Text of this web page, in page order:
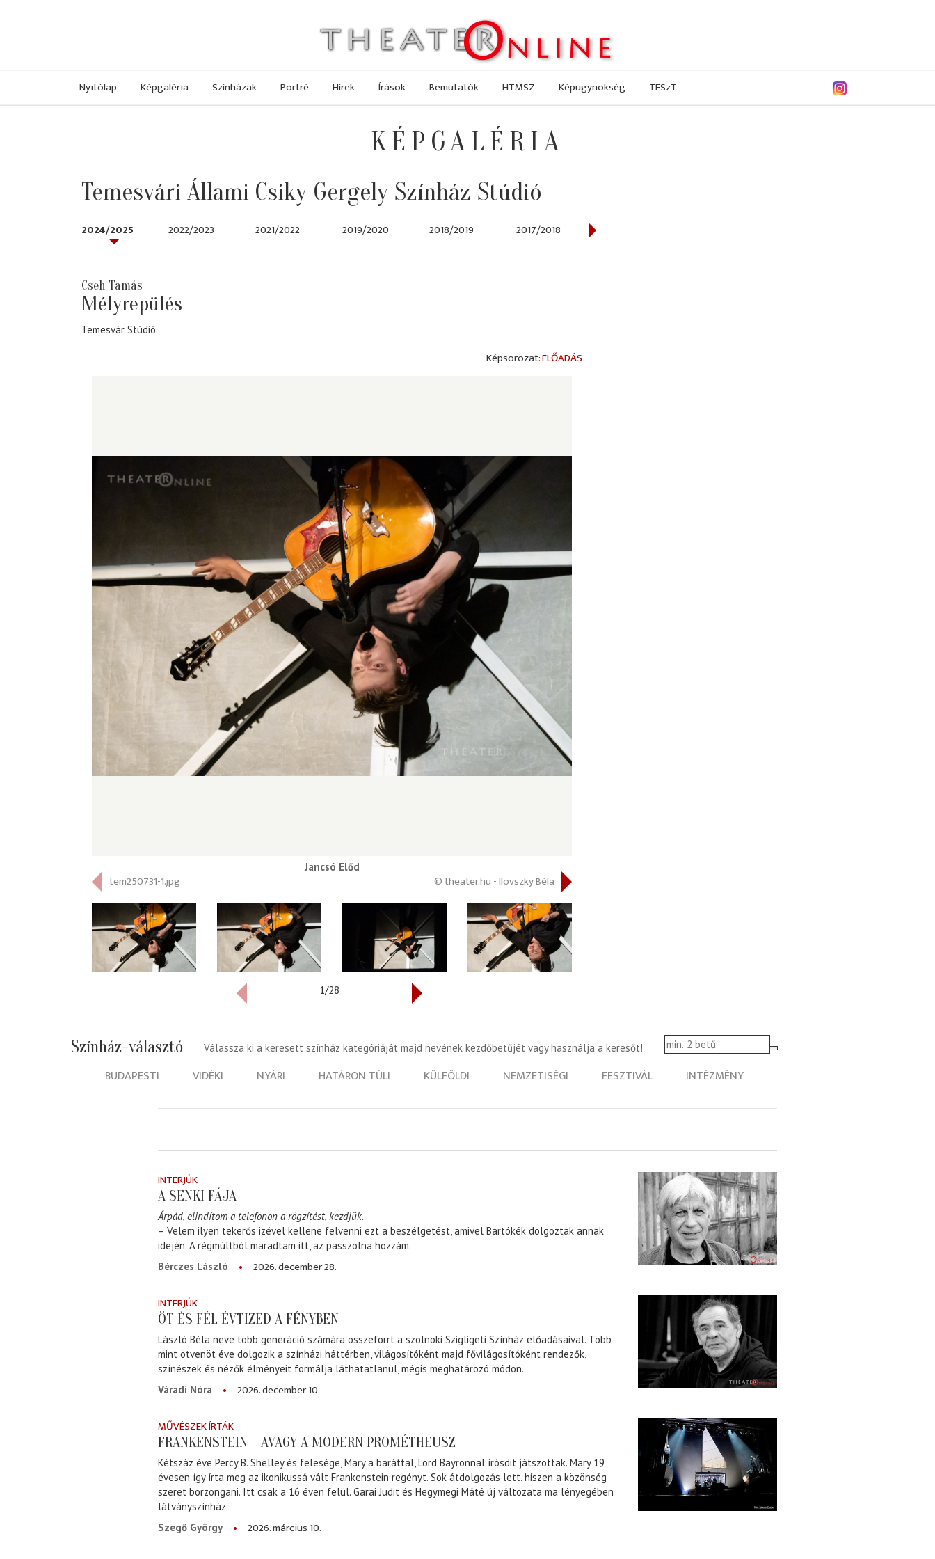
Nyitólap Képgaléria Színházak Portré Hírek Írások Bemutatók HTMSZ Képügynökség TESzT
KÉPGALÉRIA
Temesvári Állami Csiky Gergely Színház Stúdió
2024/2025 2022/2023 2021/2022 2019/2020 2018/2019 2017/2018
Cseh Tamás
Mélyrepülés
Temesvár Stúdió
ELŐADÁS
Jancsó Előd
© theater.hu - Ilovszky Béla
tem250731-1.jpg
1/28
Színház-választó Válassza ki a keresett színház kategóriáját majd nevének kezdőbetűjét vagy használja a keresőt!
BUDAPESTI VIDÉKI NYÁRI HATÁRON TÚLI KÜLFÖLDI NEMZETISÉGI FESZTIVÁL INTÉZMÉNY
INTERJÚK
A SENKI FÁJA
Árpád, elindítom a telefonon a rögzítést, kezdjük.
– Velem ilyen tekerős izével kellene felvenni ezt a beszélgetést, amivel Bartókék dolgoztak annak
idején. A régmúltból maradtam itt, az passzolna hozzám.
Bérczes László
2026. december 28.
INTERJÚK
ÖT ÉS FÉL ÉVTIZED A FÉNYBEN
László Béla neve több generáció számára összeforrt a szolnoki Szigligeti Színház előadásaival. Több
mint ötvenöt éve dolgozik a színházi háttérben, világosítóként majd fővilágosítóként rendezők,
színészek és nézők élményeit formálja láthatatlanul, mégis meghatározó módon.
Váradi Nóra
2026. december 10.
MŰVÉSZEK ÍRTÁK
FRANKENSTEIN – AVAGY A MODERN PROMÉTHEUSZ
Kétszáz éve Percy B. Shelley és felesége, Mary a baráttal, Lord Bayronnal írósdit játszottak. Mary 19
évesen így írta meg az ikonikussá vált Frankenstein regényt. Sok átdolgozás lett, hiszen a közönség
szeret borzongani. Itt csak a 16 éven felül. Garai Judit és Hegymegi Máté új változata ma lényegében
látványszínház.
Szegő György
2026. március 10.